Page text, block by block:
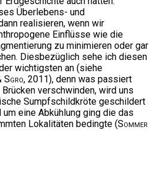
Überlebens- und
realisieren, wenn wir
Einflüsse wie die
zu minimieren oder gar
Diesbezüglich sehe ich diesen
wichtigsten an (siehe
Sgro, 2011), denn was passiert
verschwinden, wird uns
Sumpfschildkröte geschildert
eine Abkühlung ging die das
Lokalitäten bedingte (Sommer